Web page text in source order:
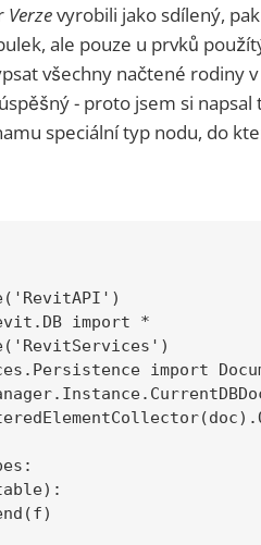
Verzevyrobili jako sdílený,
ale pouze u prvků
všechny načtené rodiny
- proto jsem si
speciální typ nodu, do
import *
import